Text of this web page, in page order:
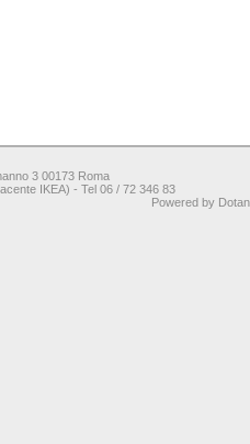
3 00173 Roma
IKEA) - Tel 06 / 72 346 83
Powered by